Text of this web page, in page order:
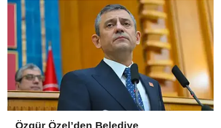
Özgür Özel’den Belediye